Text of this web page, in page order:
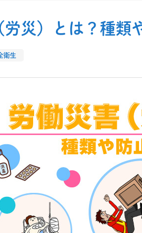
労災）とは？種類
衛生